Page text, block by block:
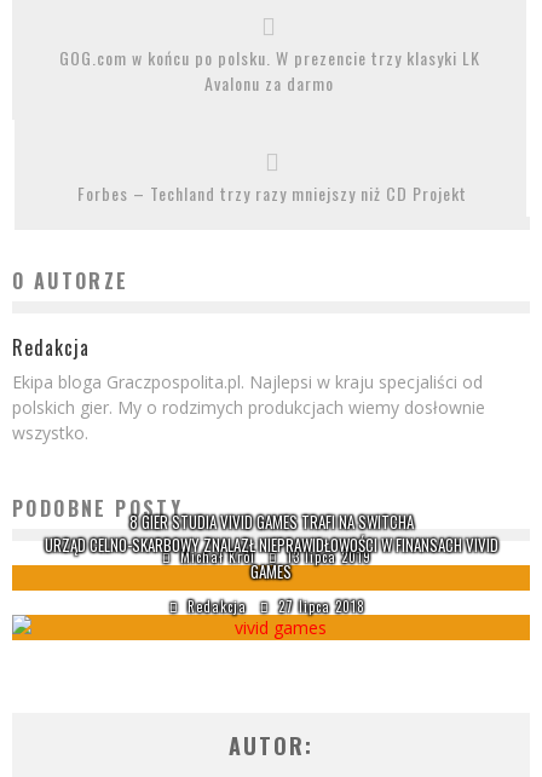
GOG.com w końcu po polsku. W prezencie trzy klasyki LK
Avalonu za darmo
Forbes – Techland trzy razy mniejszy niż CD Projekt
O AUTORZE
Redakcja
Ekipa bloga Graczpospolita.pl. Najlepsi w kraju specjaliści od
polskich gier. My o rodzimych produkcjach wiemy dosłownie
wszystko.
PODOBNE POSTY8 GIER STUDIA VIVID GAMES TRAFI NA SWITCHA
Michał Król 13 lipca 2019
URZĄD CELNO-SKARBOWY ZNALAZŁ NIEPRAWIDŁOWOŚCI W FINANSACH VIVID
GAMES
Redakcja 27 lipca 2018
AUTOR: